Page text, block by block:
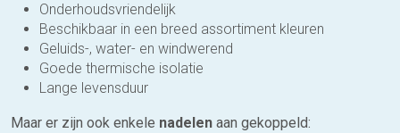
Onderhoudsvriendelijk
Beschikbaar in een breed assortiment kleuren
Geluids-, water- en windwerend
Goede thermische isolatie
Lange levensduur
Maar er zijn ook enkele nadelen aan gekoppeld: